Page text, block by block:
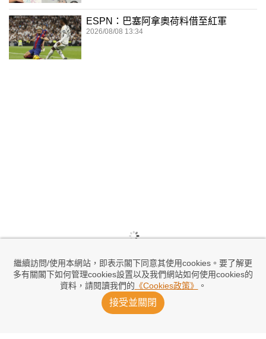
繼續訪問/使用本網站，即表示閣下同意其使用cookies。要了解更
多有關閣下如何管理cookies設置以及我們網站如何使用cookies的
資料，請閱讀我們的 《Cookies政策》 。
接受並關閉
ESPN：巴塞阿拿奧荷料借至紅軍
2026/08/08 13:34